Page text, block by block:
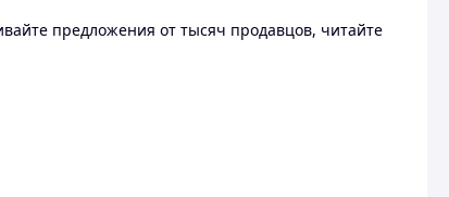
предложения от тысяч продавцов, читайте